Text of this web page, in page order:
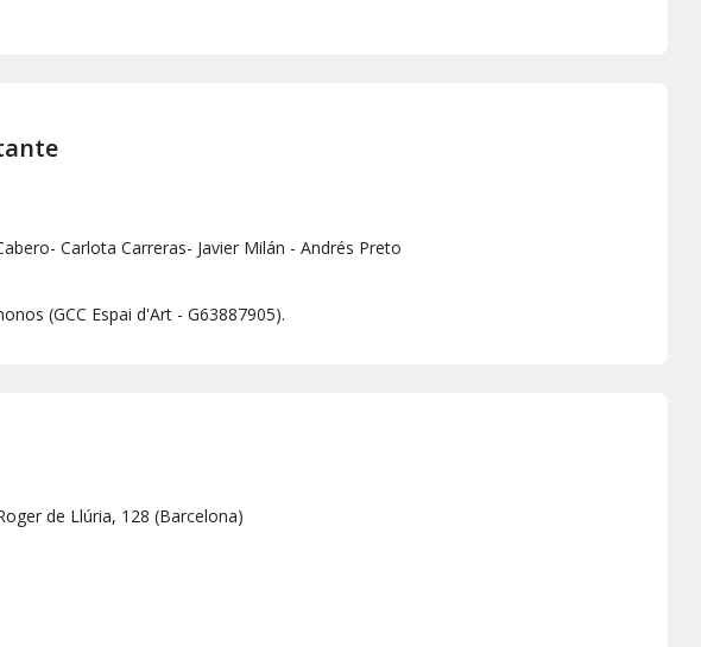
Carlota Carreras- Javier Milán - Andrés Preto
(GCC Espai d'Art - G63887905).
de Llúria, 128 (Barcelona)